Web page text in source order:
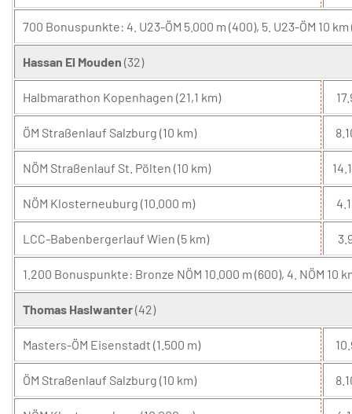
700 Bonuspunkte: 4. U23-ÖM 5.000 m (400), 5. U23-ÖM 10 km
Hassan El Mouden (32)
Halbmarathon Kopenhagen (21,1 km)
ÖM Straßenlauf Salzburg (10 km)
NÖM Straßenlauf St. Pölten (10 km)
NÖM Klosterneuburg (10.000 m)
LCC-Babenbergerlauf Wien (5 km)
1.200 Bonuspunkte: Bronze NÖM 10.000 m (600), 4. NÖM 10
Thomas Haslwanter(42)
Masters-ÖM Eisenstadt (1.500 m)
ÖM Straßenlauf Salzburg (10 km)